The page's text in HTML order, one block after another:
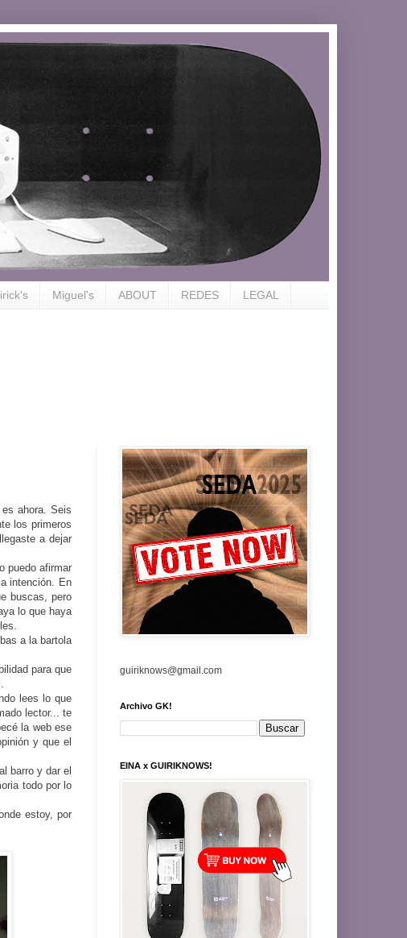
Miguel's ABOUT REDES LEGAL
ahora. Seis
los primeros
a dejar
puedo afirmar
intención. En
buscas, pero
lo que haya
a la bartola
para que
lees lo que
lector... te
la web ese
y que el
barro y dar el
todo por lo
estoy, por
guiriknows@gmail.com
Archivo GK!
EINA x GUIRIKNOWS!